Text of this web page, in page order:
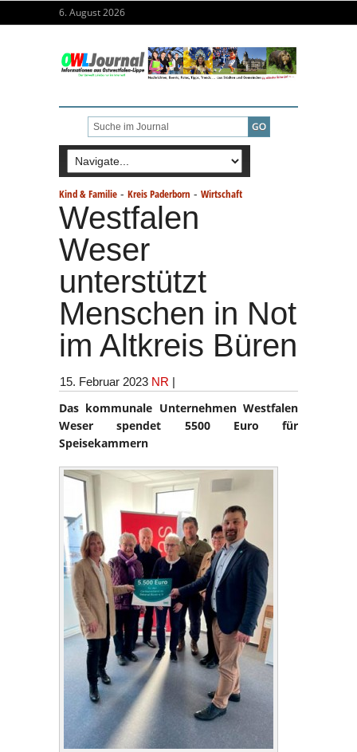
6. August 2026
Kind & Familie - Kreis Paderborn - Wirtschaft
Westfalen
Weser
unterstützt
Menschen in Not
im Altkreis Büren
15. Februar 2023 NR |
Das kommunale Unternehmen Westfalen
Weser spendet 5500 Euro für
Speisekammern